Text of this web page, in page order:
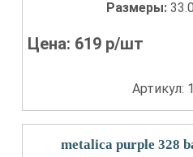
Размеры:
Цена: 619 р/шт
Артикул:
metalica purple 328